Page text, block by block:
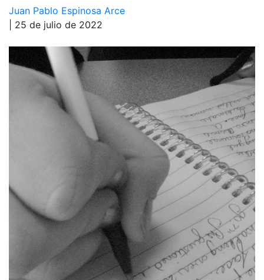
Juan Pablo Espinosa Arce
| 25 de julio de 2022